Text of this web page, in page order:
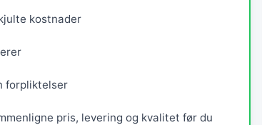
kostnader
forpliktelser
pris, levering og kvalitet før du